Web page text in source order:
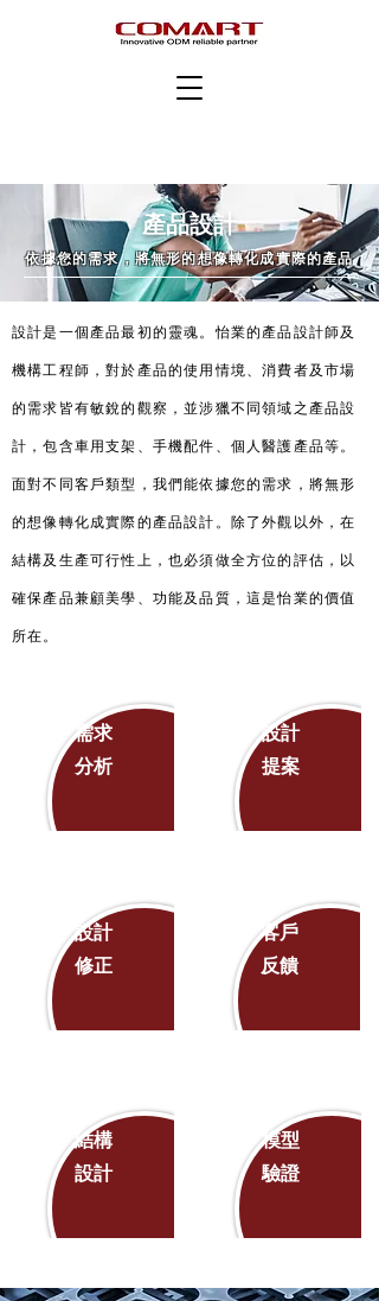
產品設計
依據您的需求，將無形的想像轉化成實際的產品
設計是一個產品最初的靈魂。怡業的產品設計師及
機構工程師，對於產品的使用情境、消費者及市場
的需求皆有敏銳的觀察，並涉獵不同領域之產品設
計，包含車用支架、手機配件、個人醫護產品等。
面對不同客戶類型，我們能依據您的需求，將無形
的想像轉化成實際的產品設計。除了外觀以外，在
結構及生產可行性上，也必須做全方位的評估，以
確保產品兼顧美學、功能及品質，這是怡業的價值
所在。
需求
分析
設計
提案
設計
修正
客戶
反饋
結構
設計
模型
驗證